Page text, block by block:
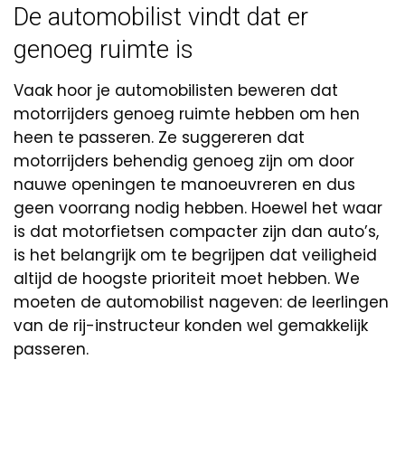
De automobilist vindt dat er
genoeg ruimte is
Vaak hoor je automobilisten beweren dat
motorrijders genoeg ruimte hebben om hen
heen te passeren. Ze suggereren dat
motorrijders behendig genoeg zijn om door
nauwe openingen te manoeuvreren en dus
geen voorrang nodig hebben. Hoewel het waar
is dat motorfietsen compacter zijn dan auto’s,
is het belangrijk om te begrijpen dat veiligheid
altijd de hoogste prioriteit moet hebben. We
moeten de automobilist nageven: de leerlingen
van de rij-instructeur konden wel gemakkelijk
passeren.